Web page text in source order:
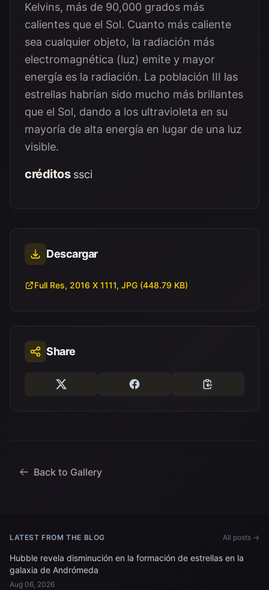
Kelvins, más de 90,000 grados más
calientes que el Sol. Cuanto más caliente
sea cualquier objeto, la radiación más
electromagnética (luz) emite y mayor
energía es la radiación. La población III las
estrellas habrían sido mucho más brillantes
que el Sol, dando a los ultravioleta en su
mayoría de alta energía en lugar de una luz
visible.
créditos ssci
Descargar
Full Res, 2016 X 1111, JPG (448.79 KB)
Share
Back to Gallery
LATEST FROM THE BLOG All posts →
Hubble revela disminución en la formación de estrellas en la
galaxia de Andrómeda
Aug 06, 2026